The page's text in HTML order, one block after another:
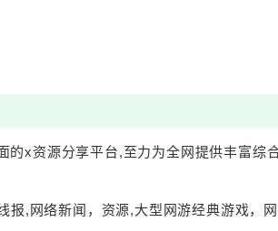
x资源分享平台,至力为全网提供丰富综
,网络新闻，资源,大型网游经典游戏，